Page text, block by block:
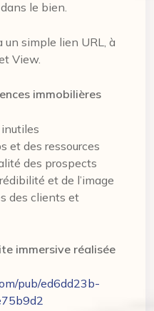
le bien.
un simple lien URL, à
View.
immobilières
et des ressources
des prospects
et de l’image
des clients et
immersive réalisée
pub/ed6dd23b-